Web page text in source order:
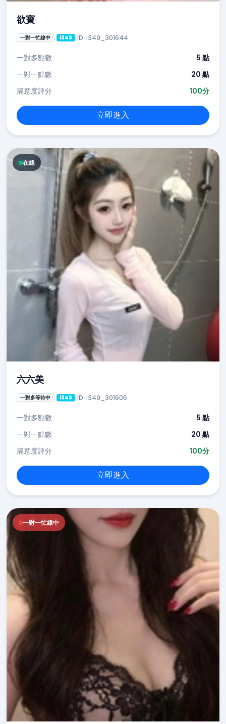
欲寶
一對一忙線中 i349 ID: i349_301644
一對多點數
5 點
一對一點數
20 點
滿意度評分
100分
立即進入
在線
六六美
一對多等待中 i349 ID: i349_301606
一對多點數
5 點
一對一點數
20 點
滿意度評分
100分
立即進入
一對一忙線中